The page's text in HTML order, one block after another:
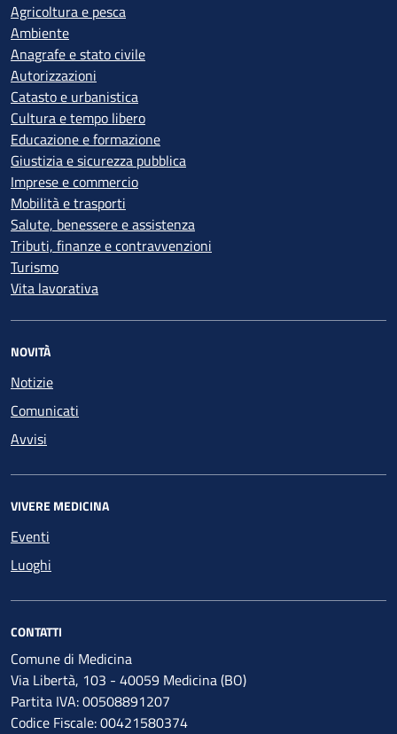
Agricoltura e pesca
Ambiente
Anagrafe e stato civile
Autorizzazioni
Catasto e urbanistica
Cultura e tempo libero
Educazione e formazione
Giustizia e sicurezza pubblica
Imprese e commercio
Mobilità e trasporti
Salute, benessere e assistenza
Tributi, finanze e contravvenzioni
Turismo
Vita lavorativa
NOVITÀ
Notizie
Comunicati
Avvisi
VIVERE MEDICINA
Eventi
Luoghi
CONTATTI
Comune di Medicina
Via Libertà, 103 - 40059 Medicina (BO)
Partita IVA: 00508891207
Codice Fiscale: 00421580374